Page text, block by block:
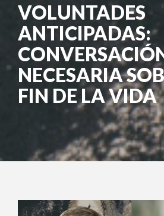
VOLUNTADES
ANTICIPADAS:
NECESARIA
FIN DE LA VIDA